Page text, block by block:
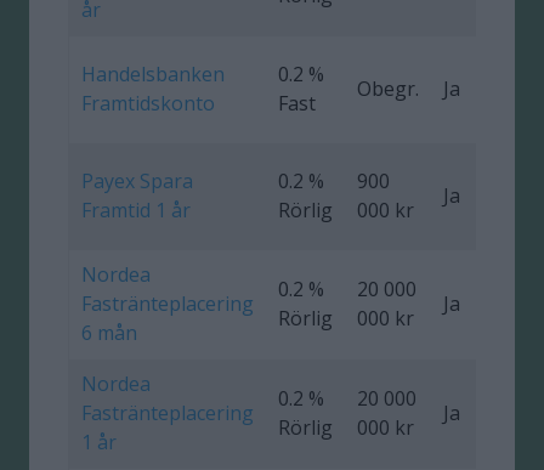
år
Handelsbanken
Framtidskonto
0.2 %
Fast
Obegr. Ja
Payex Spara
Framtid 1 år
0.2 %
Rörlig
900
000 kr
Ja
Nordea
Fastränteplacering
6 mån
0.2 %
Rörlig
20 000
000 kr
Ja
Nordea
Fastränteplacering
1 år
0.2 %
Rörlig
20 000
000 kr
Ja